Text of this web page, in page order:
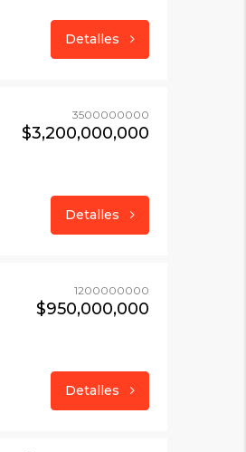
Detalles
3500000000
$3,200,000,000
Detalles
1200000000
$950,000,000
Detalles